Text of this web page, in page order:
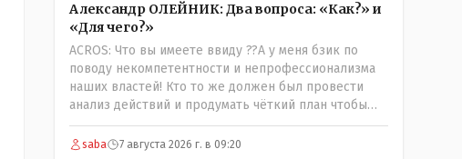
Александр ОЛЕЙНИК: Два вопроса: «Как?» и
«Для чего?»
ACROS: Что вы имеете ввиду ??А у меня бзик по
поводу некомпетентности и непрофессионализма
наших властей! Кто то же должен был провести
анализ действий и продумать чёткий план чтобы
комар носа не подточил! Но тут явно спешили, а в
аналитическом центре либо кто то из
saba 7 августа 2026 г. в 09:20